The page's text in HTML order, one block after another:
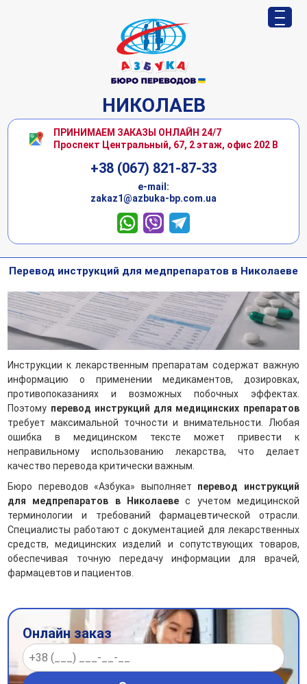
НИКОЛАЕВ
ПРИНИМАЕМ ЗАКАЗЫ ОНЛАЙН 24/7
Проспект Центральный, 67, 2 этаж, офис 202 В
+38 (067) 821-87-33
е-mail:
zakaz1@azbuka-bp.com.ua
Перевод инструкций для медпрепаратов в Николаеве
Инструкции к лекарственным препаратам содержат важную
информацию о применении медикаментов, дозировках,
противопоказаниях и возможных побочных эффектах.
Поэтому перевод инструкций для медицинских препаратов
требует максимальной точности и внимательности. Любая
ошибка в медицинском тексте может привести к
неправильному использованию лекарства, что делает
качество перевода критически важным.
Бюро переводов «Азбука» выполняет перевод инструкций
для медпрепаратов в Николаеве с учетом медицинской
терминологии и требований фармацевтической отрасли.
Специалисты работают с документацией для лекарственных
средств, медицинских изделий и сопутствующих товаров,
обеспечивая точную передачу информации для врачей,
фармацевтов и пациентов.
Онлайн заказ